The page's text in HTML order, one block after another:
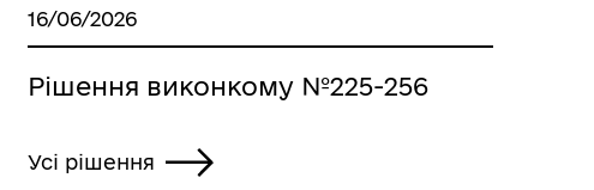
16/06/2026
Рішення виконкому №225-256
Усі рішення